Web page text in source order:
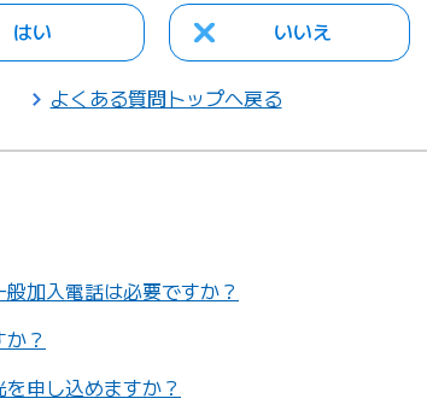
はい いいえ
よくある質問トップへ戻る
加入電話は必要ですか？
？
申し込めますか？